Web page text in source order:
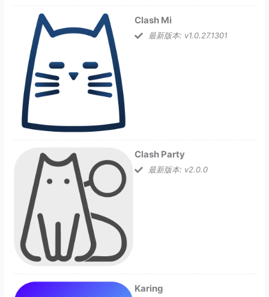
Clash Mi
最新版本: v1.0.27.1301
Clash Party
最新版本: v2.0.0
Karing